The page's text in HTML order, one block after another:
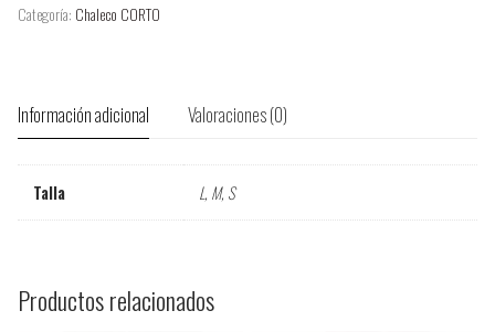
Categoría: Chaleco CORTO
Información adicional Valoraciones (0)
Talla L, M, S
Productos relacionados